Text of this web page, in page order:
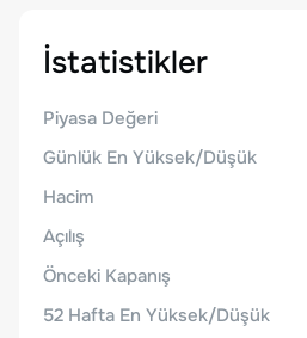
İstatistikler
Piyasa Değeri
Günlük En Yüksek/Düşük
Hacim
Açılış
Önceki Kapanış
52 Hafta En Yüksek/Düşük